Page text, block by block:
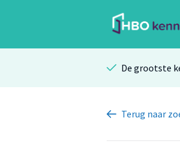
De grootste
Terug naar